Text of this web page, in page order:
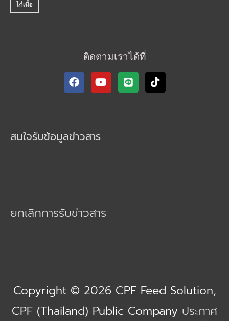
ไก่เนื้อ
ติดตามเราได้ที่
F
a
c
o
Y
o
u
e
T
i
k
สนใจรับข้อมูลข่าวสาร
ยกเลิกการรับข่าวสาร
Copyright © 2026 CPF Feed Solution,
CPF (Thailand) Public Company ประกาศ